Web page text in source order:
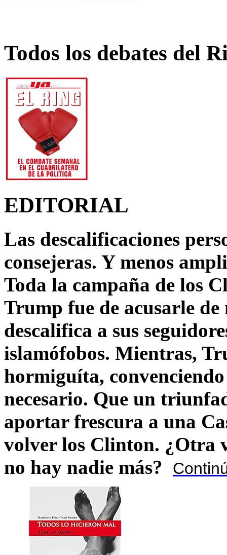
Todos los debates del
EDITORIAL
Las descalificaciones
consejeras. Y menos
Toda la campaña de los
Trump fue de acusarle
descalifica a sus
islamófobos. Mientras,
hormiguíta,
necesario. Que un
aportar frescura a una
volver los Clinton. ¿Otra
no hay nadie más?